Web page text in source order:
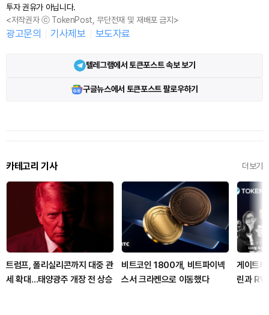
투자 권유가 아닙니다.
<저작권자 ⓒ TokenPost, 무단전재 및 재배포 금지>
광고문의 기사제보 보도자료
텔레그램에서 토큰포스트 속보 보기
구글뉴스에서 토큰포스트 팔로우하기
카테고리 기사 더보기
트럼프, 폴리실리콘까지 대중 관
세 확대…태양광주 개장 전 상승
비트코인 1800개, 비트파이넥
스서 크라켄으로 이동했다
게이트
린과